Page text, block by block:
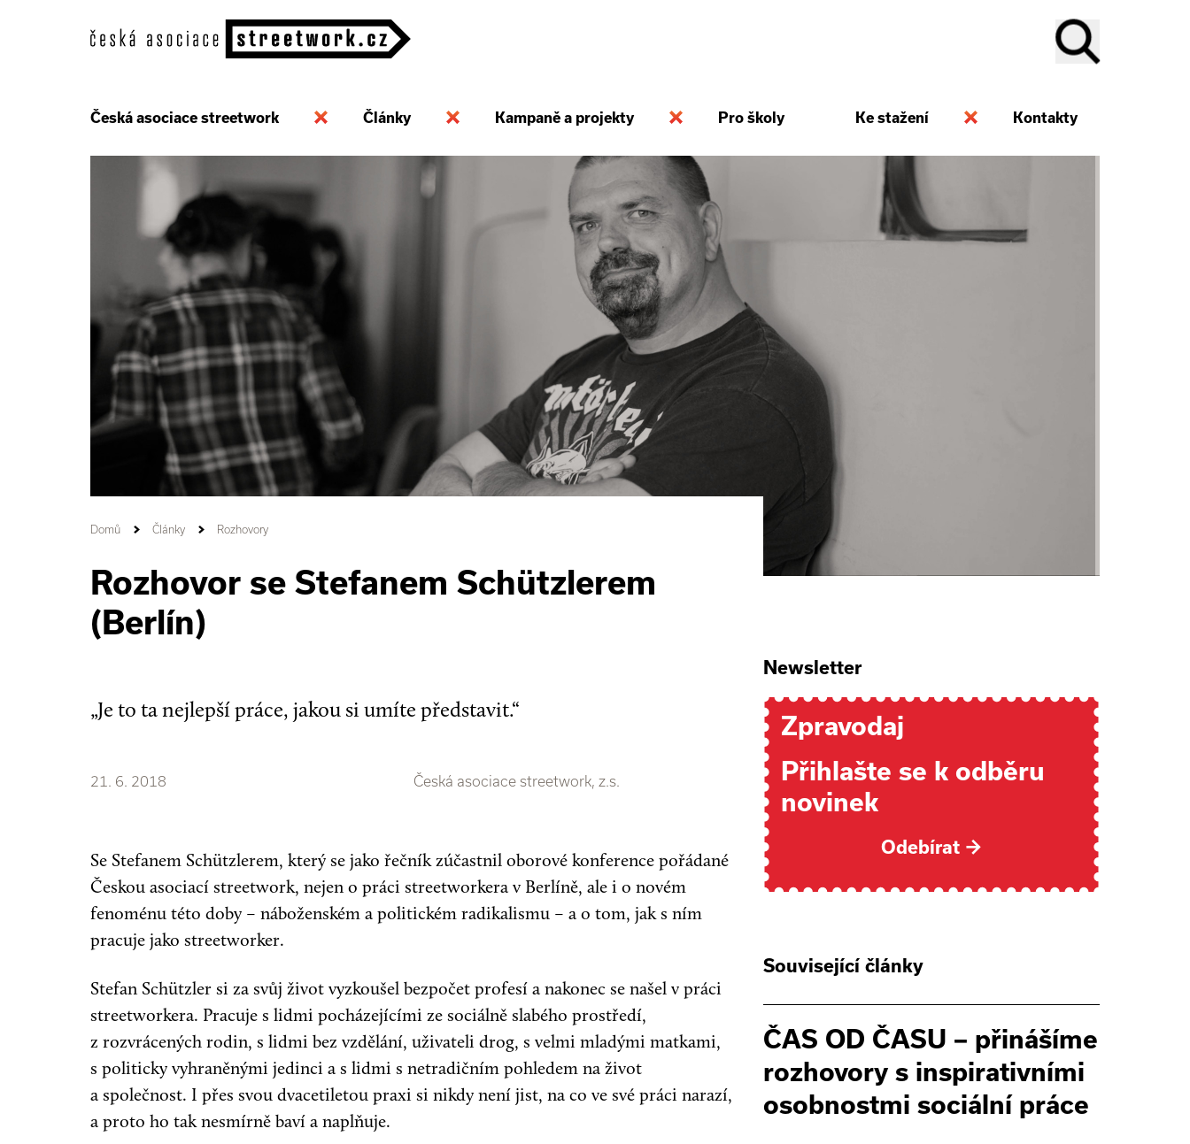
Česká asociace streetwork Články Kampaně a projekty Pro školy Ke stažení Kontakty
Domů Články Rozhovory
Rozhovor se Stefanem Schützlerem
(Berlín)
„Je to ta nejlepší práce, jakou si umíte představit.“
21. 6. 2018 Česká asociace streetwork, z.s.
Se Stefanem Schützlerem, který se jako řečník zúčastnil oborové konference pořádané
Českou asociací streetwork, nejen o práci streetworkera v Berlíně, ale i o novém
fenoménu této doby – náboženském a politickém radikalismu – a o tom, jak s ním
pracuje jako streetworker.
Stefan Schützler si za svůj život vyzkoušel bezpočet profesí a nakonec se našel v práci
streetworkera. Pracuje s lidmi pocházejícími ze sociálně slabého prostředí,
z rozvrácených rodin, s lidmi bez vzdělání, uživateli drog, s velmi mladými matkami,
s politicky vyhraněnými jedinci a s lidmi s netradičním pohledem na život
a společnost. I přes svou dvacetiletou praxi si nikdy není jist, na co ve své práci narazí,
a proto ho tak nesmírně baví a naplňuje.
Newsletter
Zpravodaj
Přihlašte se k odběru
novinek
Odebírat →
Související články
ČAS OD ČASU – přinášíme
rozhovory s inspirativními
osobnostmi sociální práce